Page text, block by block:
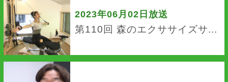
2023年06月02日放送
第110回 森のエクササイズサ...